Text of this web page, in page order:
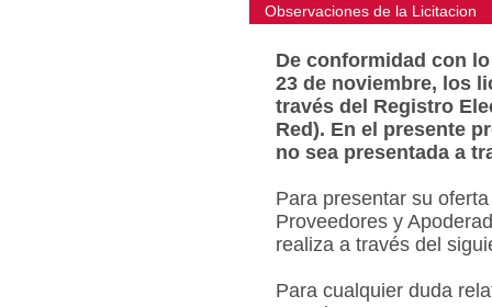
Observaciones de la Licitacion
De conformidad con
23 de noviembre, los
través del Registro
Red). En el presente
no sea presentada a
Para presentar su
Proveedores y
realiza a través del
Para cualquier duda